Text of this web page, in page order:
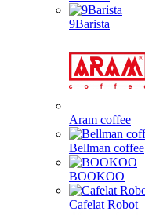
9Barista
Aram coffee
Bellman coffee
BOOKOO
Cafelat Robot